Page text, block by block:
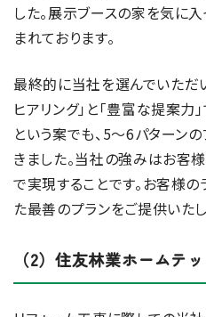
した。展示ブースの家を気に
まれております。
最終的に当社を選んでいただ
ヒアリング」と「豊富な提案力
という案でも、5～6パターン
きました。当社の強みはお客
で実現することです。お客様
た最善のプランをご提供いたし
（2）住友林業ホームテ